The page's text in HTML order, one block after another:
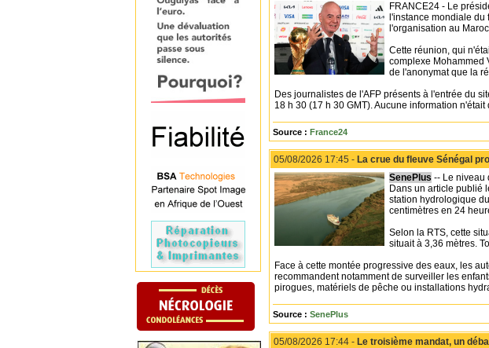
FRANCE24 - Le
l'instance mondiale
l'organisation au
Cette réunion, qui
complexe Mohammed
de l'anonymat que la
Des journalistes de l'AFP présents à l'entrée du
18 h 30 (17 h 30 GMT). Aucune information
Source : France24
05/08/2026 17:45 - La crue du fleuve Sénégal
SenePlus -- Le niveau
Dans un article publié
station hydrologique
centimètres en 24
Selon la RTS, cette
situait à 3,36 mètres.
Face à cette montée progressive des eaux, les
recommandent notamment de surveiller les
pirogues, matériels de pêche ou installations
Source : SenePlus
05/08/2026 17:44 - Le troisième mandat, un